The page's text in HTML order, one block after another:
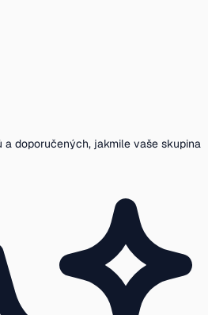
doporučených, jakmile vaše skupina